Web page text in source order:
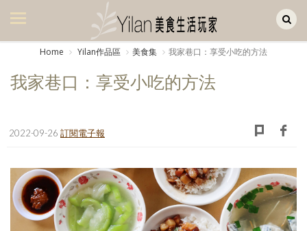
美食集
生活風
書房集
Home Yilan作品區 美食集 我家巷口：享受小吃的方法
我家巷口：享受小吃的方法
2022-09-26 訂閱電子報